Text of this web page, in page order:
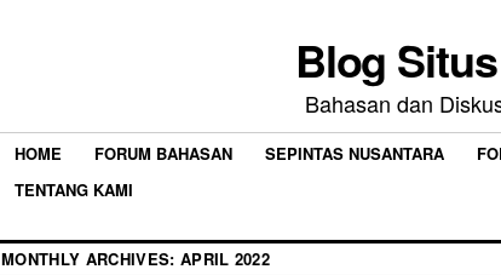
Blog
Bahasan dan
HOME FORUM BAHASAN SEPINTAS NUSANTARA
TENTANG KAMI
MONTHLY ARCHIVES: APRIL 2022